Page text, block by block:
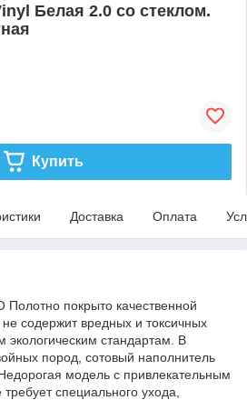
Белая 2.0 со стеклом.
Купить
Доставка Оплата
Полотно покрыто качественной
содержит вредных и токсичных
экологическим стандартам. В
пород, сотовый наполнитель
модель с привлекательным
специального ухода,